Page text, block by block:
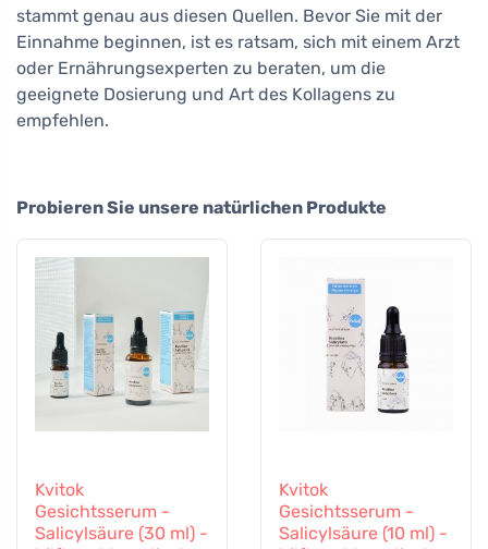
stammt genau aus diesen Quellen. Bevor Sie mit der
Einnahme beginnen, ist es ratsam, sich mit einem Arzt
oder Ernährungsexperten zu beraten, um die
geeignete Dosierung und Art des Kollagens zu
empfehlen.
Probieren Sie unsere natürlichen Produkte
Kvitok
Gesichtsserum -
Salicylsäure (30 ml) -
Kvitok
Gesichtsserum -
Salicylsäure (10 ml) -